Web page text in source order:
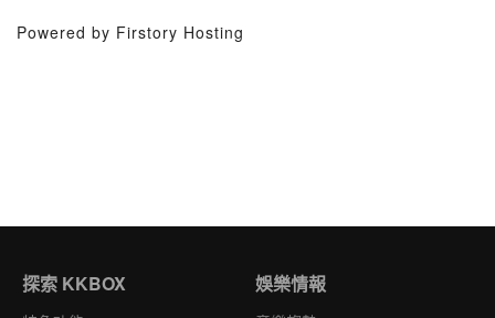
Powered by Firstory Hosting
探索 KKBOX 娛樂情報